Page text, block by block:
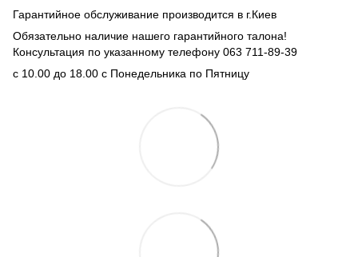
Гарантийное обслуживание производится в г.Киев
Обязательно наличие нашего гарантийного талона!
Консультация по указанному телефону 063 711-89-39
с 10.00 до 18.00 с Понедельника по Пятницу